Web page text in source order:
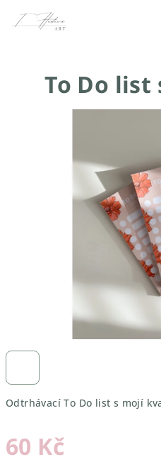
Odtrhávací To Do list s mojí
60 Kč
To Do